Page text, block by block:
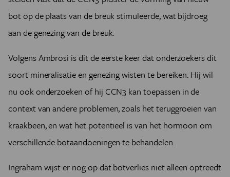
bot op de plaats van de breuk stimuleerde, wat bijdroeg
aan de genezing van de breuk.
Volgens Ambrosi is dit de eerste keer dat onderzoekers dit
soort mineralisatie en genezing wisten te bereiken. Hij wil
nu ook onderzoeken of hij CCN3 kan toepassen in de
context van andere problemen, zoals het teruggroeien van
kraakbeen, en wat het potentieel is van het hormoon om
verschillende botaandoeningen te behandelen.
Ingraham wijst er nog op dat botverlies niet alleen optreedt